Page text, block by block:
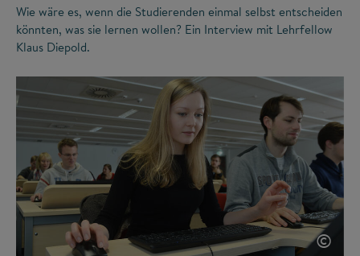
Wie wäre es, wenn die Studierenden einmal selbst entscheiden
könnten, was sie lernen wollen? Ein Interview mit Lehrfellow
Klaus Diepold.
©